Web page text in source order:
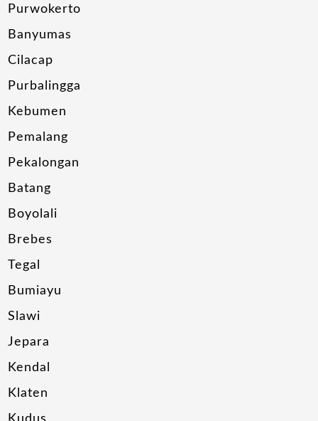
Purwokerto
Banyumas
Cilacap
Purbalingga
Kebumen
Pemalang
Pekalongan
Batang
Boyolali
Brebes
Tegal
Bumiayu
Slawi
Jepara
Kendal
Klaten